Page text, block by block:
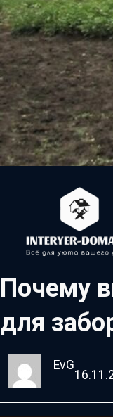
Почему
для
EvG